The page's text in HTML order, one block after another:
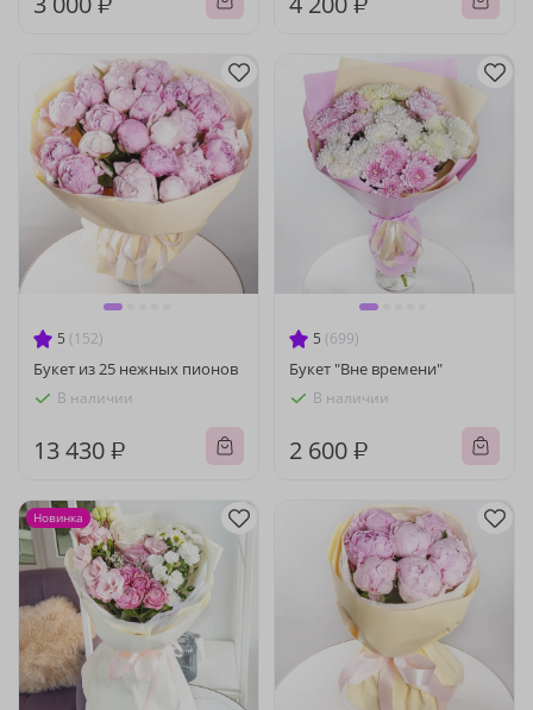
5 (152)
Букет из 25 нежных пионов
В наличии
13 430 ₽
5 (699)
Букет "Вне времени"
В наличии
2 600 ₽
Новинка